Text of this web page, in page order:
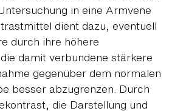
in eine Armvene
dient dazu, eventuell
durch ihre höhere
damit verbundene stärkere
gegenüber dem normalen
besser abzugrenzen. Durch
die Darstellung und